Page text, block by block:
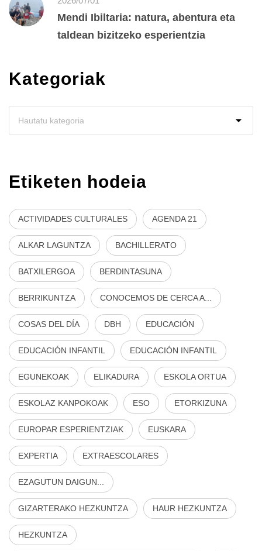
Mendi Ibiltaria: natura, abentura eta
taldean bizitzeko esperientzia
Kategoriak
Etiketen hodeia
ACTIVIDADES CULTURALES AGENDA 21
ALKAR LAGUNTZA BACHILLERATO
BATXILERGOA BERDINTASUNA
BERRIKUNTZA CONOCEMOS DE CERCA A...
COSAS DEL DÍA DBH EDUCACIÓN
EDUCACIÓN INFANTIL EDUCACIÓN INFANTIL
EGUNEKOAK ELIKADURA ESKOLA ORTUA
ESKOLAZ KANPOKOAK ESO ETORKIZUNA
EUROPAR ESPERIENTZIAK EUSKARA
EXPERTIA EXTRAESCOLARES
EZAGUTUN DAIGUN...
GIZARTERAKO HEZKUNTZA HAUR HEZKUNTZA
HEZKUNTZA